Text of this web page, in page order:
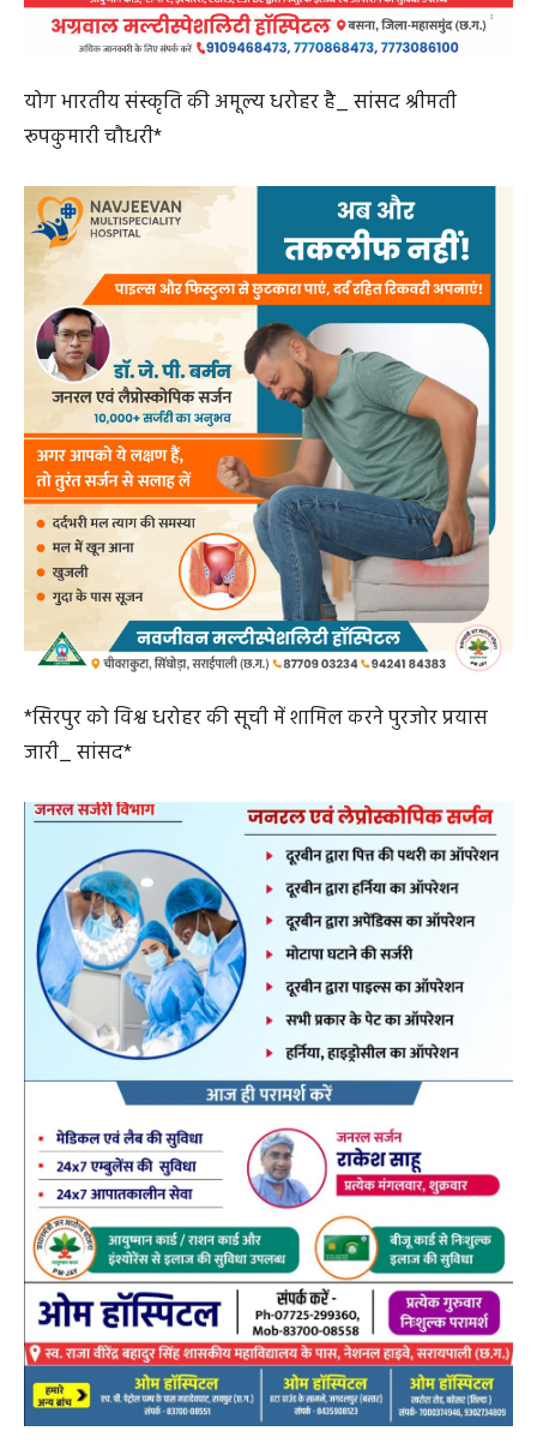
योग भारतीय संस्कृति की अमूल्य धरोहर है_ सांसद श्रीमती
रूपकुमारी चौधरी*
*सिरपुर को विश्व धरोहर की सूची में शामिल करने पुरजोर प्रयास
जारी_ सांसद*